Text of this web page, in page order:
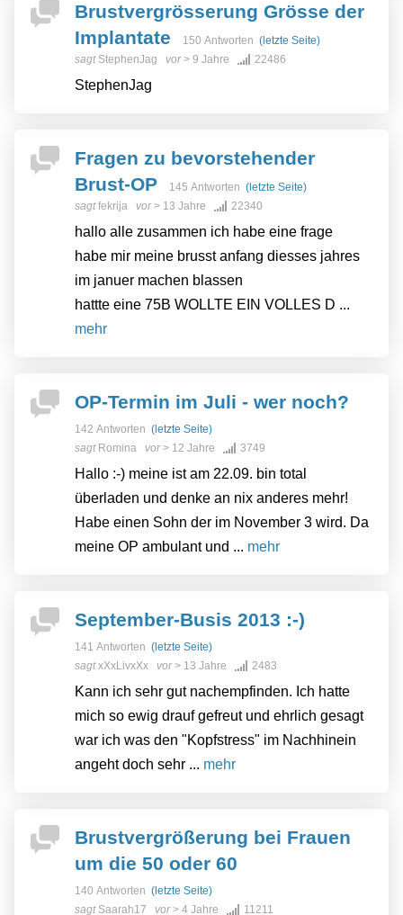
Brustvergrösserung Grösse der
Implantate
150 Antworten (letzte Seite)
sagt StephenJag vor> 9 Jahre 22486
StephenJag
Fragen zu bevorstehender
Brust-OP
145 Antworten (letzte Seite)
sagtfekrija vor> 13 Jahre 22340
hallo alle zusammen ich habe eine frage
habe mir meine brusst anfang diesses jahres
im januer machen blassen
hattte eine 75B WOLLTE EIN VOLLES D ...
mehr
OP-Termin im Juli - wer noch?
142 Antworten (letzte Seite)
sagt Romina vor> 12 Jahre 3749
Hallo :-) meine ist am 22.09. bin total
überladen und denke an nix anderes mehr!
Habe einen Sohn der im November 3 wird. Da
meine OP ambulant und ... mehr
September-Busis 2013 :-)
141 Antworten (letzte Seite)
sagtxXxLivxXx vor> 13 Jahre 2483
Kann ich sehr gut nachempfinden. Ich hatte
mich so ewig drauf gefreut und ehrlich gesagt
war ich was den "Kopfstress" im Nachhinein
angeht doch sehr ... mehr
Brustvergrößerung bei Frauen
um die 50 oder 60
140 Antworten (letzte Seite)
sagt Saarah17 vor> 4 Jahre 11211